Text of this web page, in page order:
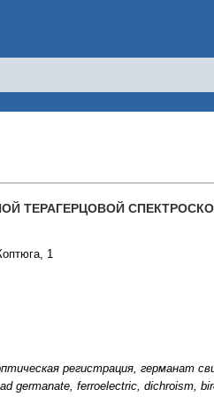
ТЕРАГЕРЦОВОЙ
1
регистрация, германат
germanate, ferroelectric, dichroism,